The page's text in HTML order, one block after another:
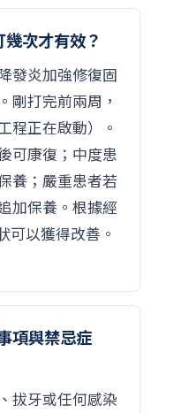
次才有效？
發炎加強修復固
剛打完前兩周，
程正在啟動）。
可康復；中度患
養；嚴重患者若
加保養。根據經
可以獲得改善。
項與禁忌症
拔牙或任何感染